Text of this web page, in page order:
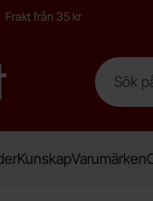
Frakt från 35 kr
Sök
Sök på
KunskapVarumärken